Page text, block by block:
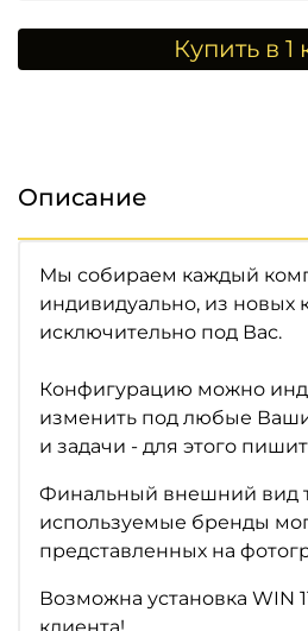
Купить в 1
Описание
Мы собираем каждый
индивидуально, из новых
исключительно под Вас.
Конфигурацию можно
изменить под любые
и задачи - для этого
Финальный внешний вид
используемые бренды
представленных на
Возможна установка WIN